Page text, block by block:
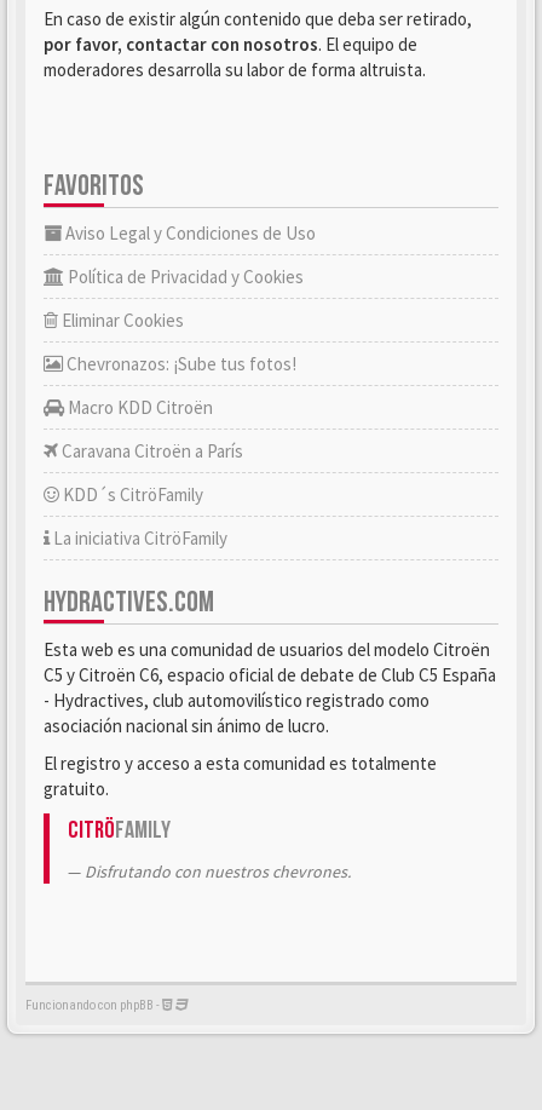
En caso de existir algún contenido que deba ser retirado,
por favor, contactar con nosotros. El equipo de
moderadores desarrolla su labor de forma altruista.
FAVORITOS
Aviso Legal y Condiciones de Uso
Política de Privacidad y Cookies
Eliminar Cookies
Chevronazos: ¡Sube tus fotos!
Macro KDD Citroën
Caravana Citroën a París
KDD´s CitröFamily
La iniciativa CitröFamily
HYDRACTIVES.COM
Esta web es una comunidad de usuarios del modelo Citroën
C5 y Citroën C6, espacio oficial de debate de Club C5 España
- Hydractives, club automovilístico registrado como
asociación nacional sin ánimo de lucro.
El registro y acceso a esta comunidad es totalmente
gratuito.
CitröFamily
Disfrutando con nuestros chevrones.
Funcionando con phpBB -